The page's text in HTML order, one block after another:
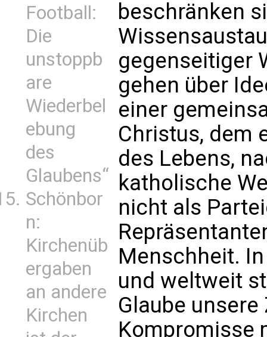
Football:
Die
unstoppb
are
Wiederbel
ebung
des
Glaubens“
Schönbor
n:
Kirchenüb
ergaben
an andere
Kirchen
beschränken
gegenseitiger
gehen über
einer
Christus, dem
des Lebens,
katholische
nicht als
Menschheit.
und weltweit
Glaube
Kompromisse